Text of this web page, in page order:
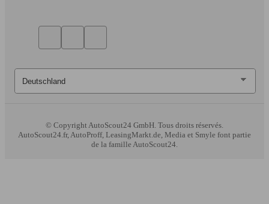
© CopyrightAutoScout24 GmbH. Tous droits réservés.
AutoScout24.fr, AutoProff, LeasingMarkt.de, Media et Smyle font partie
de la famille AutoScout24.